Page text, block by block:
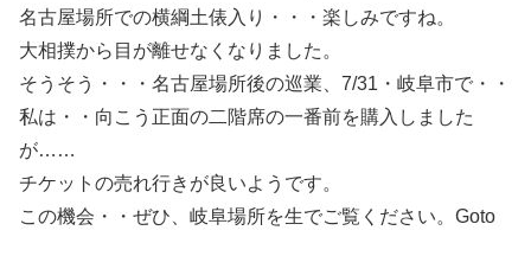
名古屋場所での横綱土俵入り・・・楽しみですね。
大相撲から目が離せなくなりました。
そうそう・・・名古屋場所後の巡業、7/31・岐阜市で・・
私は・・向こう正面の二階席の一番前を購入しました
が……
チケットの売れ行きが良いようです。
この機会・・ぜひ、岐阜場所を生でご覧ください。Goto